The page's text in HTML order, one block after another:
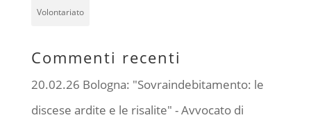
Volontariato
Commenti recenti
20.02.26 Bologna: "Sovraindebitamento: le
discese ardite e le risalite" - Avvocato di